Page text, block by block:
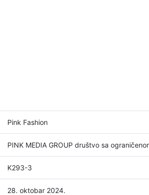
Pink Fashion
PINK MEDIA GROUP društvo sa
K293-3
28. oktobar 2024.